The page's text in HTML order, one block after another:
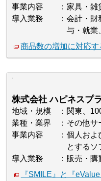
事業内容
家具・雑
導入業務
会計・財
与・就業
商品数の増加に対応
株式会社 ハピネスプ
地域・規模
関東、
業種・業界
その他サ
事業内容
個人およ
とするソ
導入業務
販売・購
『SMILE』と『